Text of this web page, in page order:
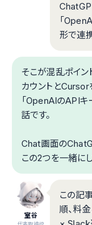
「
形で連
そこが混乱ポイン
カウントとCursor
「OpenAIのAPI
話です。
Chat画面の
この2つを一緒に
室谷
この記
順、料